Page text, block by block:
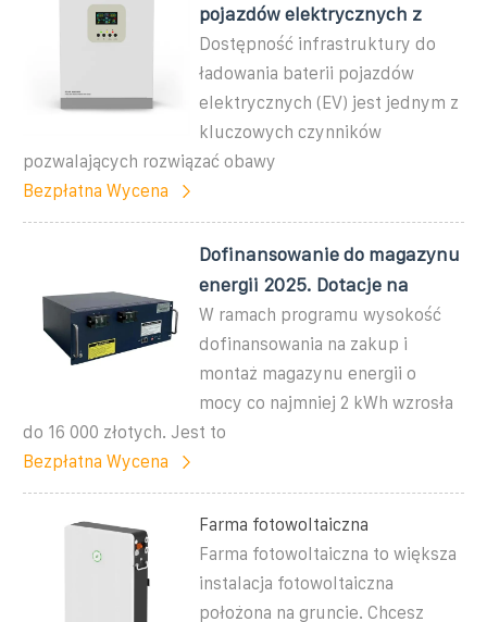
pojazdów elektrycznych z
Dostępność infrastruktury do
ładowania baterii pojazdów
elektrycznych (EV) jest jednym z
kluczowych czynników
pozwalających rozwiązać obawy
Bezpłatna Wycena
Dofinansowanie do magazynu
energii 2025. Dotacje na
W ramach programu wysokość
dofinansowania na zakup i
montaż magazynu energii o
mocy co najmniej 2 kWh wzrosła
do 16 000 złotych. Jest to
Bezpłatna Wycena
Farma fotowoltaiczna
Farma fotowoltaiczna to większa
instalacja fotowoltaiczna
położona na gruncie. Chcesz